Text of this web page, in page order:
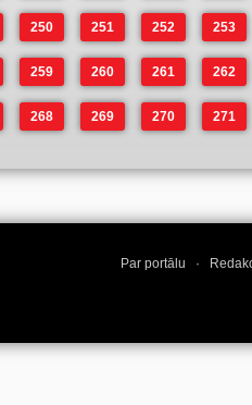
250 251 252 253
259 260 261 262
268 269 270 271
Par portālu ·